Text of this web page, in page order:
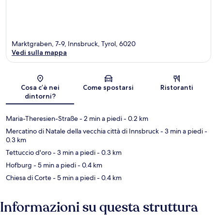
Mappa
Marktgraben, 7-9, Innsbruck, Tyrol, 6020
Vedi sulla mappa
Cosa c’è nei
dintorni?
Come spostarsi Ristoranti
Maria-Theresien-Straße- 2 min a piedi- 0.2 km
Mercatino di Natale della vecchia città di Innsbruck- 3 min a piedi-
0.3 km
Tettuccio d'oro- 3 min a piedi- 0.3 km
Hofburg - 5 min a piedi- 0.4 km
Chiesa di Corte- 5 min a piedi- 0.4 km
Informazioni su questa struttura